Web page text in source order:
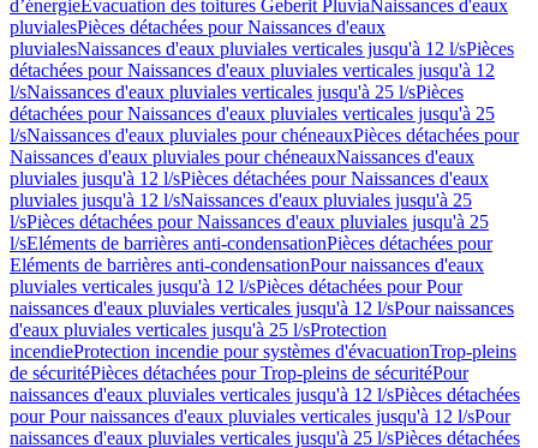
d’énergieEvacuation des toitures Geberit PluviaNaissances d'eaux
pluvialesPièces détachées pour Naissances d'eaux
pluvialesNaissances d'eaux pluviales verticales jusqu'à 12 l/sPièces
détachées pour Naissances d'eaux pluviales verticales jusqu'à 12
l/sNaissances d'eaux pluviales verticales jusqu'à 25 l/sPièces
détachées pour Naissances d'eaux pluviales verticales jusqu'à 25
l/sNaissances d'eaux pluviales pour chéneauxPièces détachées pour
Naissances d'eaux pluviales pour chéneauxNaissances d'eaux
pluviales jusqu'à 12 l/sPièces détachées pour Naissances d'eaux
pluviales jusqu'à 12 l/sNaissances d'eaux pluviales jusqu'à 25
l/sPièces détachées pour Naissances d'eaux pluviales jusqu'à 25
l/sEléments de barrières anti-condensationPièces détachées pour
Eléments de barrières anti-condensationPour naissances d'eaux
pluviales verticales jusqu'à 12 l/sPièces détachées pour Pour
naissances d'eaux pluviales verticales jusqu'à 12 l/sPour naissances
d'eaux pluviales verticales jusqu'à 25 l/sProtection
incendieProtection incendie pour systèmes d'évacuationTrop-pleins
de sécuritéPièces détachées pour Trop-pleins de sécuritéPour
naissances d'eaux pluviales verticales jusqu'à 12 l/sPièces détachées
pour Pour naissances d'eaux pluviales verticales jusqu'à 12 l/sPour
naissances d'eaux pluviales verticales jusqu'à 25 l/sPièces détachées